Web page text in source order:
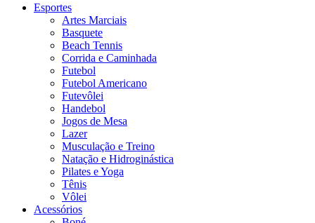
Esportes
Artes Marciais
Basquete
Beach Tennis
Corrida e Caminhada
Futebol
Futebol Americano
Futevôlei
Handebol
Jogos de Mesa
Lazer
Musculação e Treino
Natação e Hidroginástica
Pilates e Yoga
Tênis
Vôlei
Acessórios